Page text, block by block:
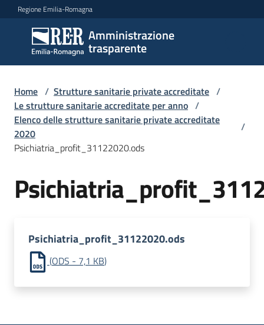
Vai al contenuto
Vai alla navigazione
Vai al footer
Regione Emilia-Romagna
Amministrazione
trasparente
Amministrazione
trasparente
Sottosezioni
Accesso
Home / Strutture sanitarie private accreditate /
Le strutture sanitarie accreditate per anno /
Elenco delle strutture sanitarie private accreditate
2020
/
Psichiatria_profit_31122020.ods
Psichiatria_profit_31122020.ods
(ODS - 7,1 KB)